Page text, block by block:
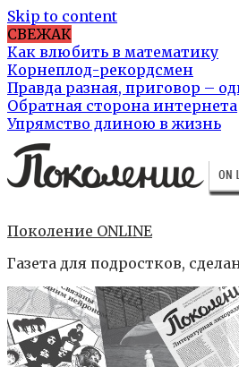
Skip to content
СВЕЖАК
Как влюбить в математику
Корнеплод-рекордсмен
Правда разная, приговор –
Обратная сторона интернета
Упрямство длиною в жизнь
Поколение ONLINE
Газета для подростков,